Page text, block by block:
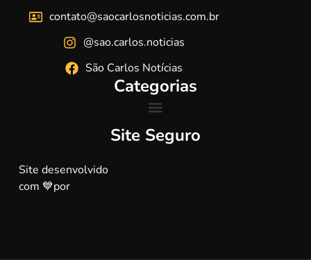
contato@saocarlosnoticias.com.br
@sao.carlos.noticias
São Carlos Notícias
Categorias
Site Seguro
Site desenvolvido
com 💙por